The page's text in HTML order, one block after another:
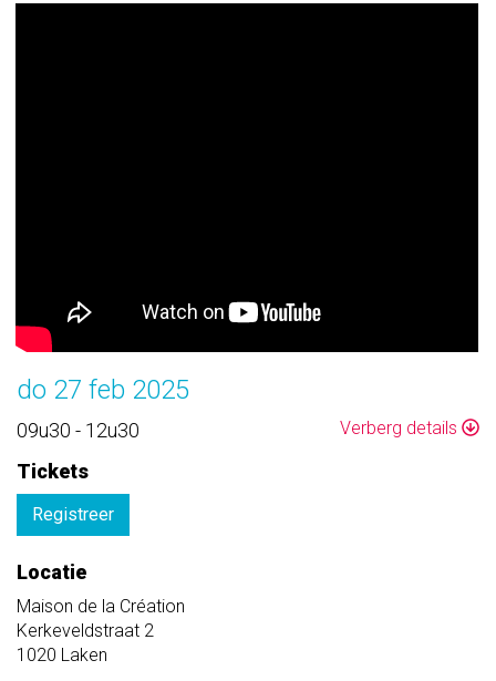
do 27 feb 2025
09u30 - 12u30 Verberg details
Tickets
Registreer
Locatie
Maison de la Création
Kerkeveldstraat 2
1020 Laken